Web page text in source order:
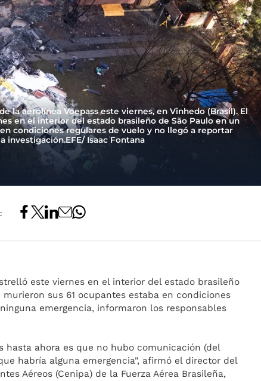
la aerolínea Voepass este viernes, en Vinhedo (Brasil). El
en el interior del estado brasileño de São Paulo en un
condiciones regulares de vuelo y no llegó a reportar
investigación.EFE/ Isaac Fontana
este viernes en el interior del estado brasileño
sus 61 ocupantes estaba en condiciones
emergencia, informaron los responsables
hasta ahora es que no hubo comunicación (del
habría alguna emergencia", afirmó el director del
Aéreos (Cenipa) de la Fuerza Aérea Brasileña,